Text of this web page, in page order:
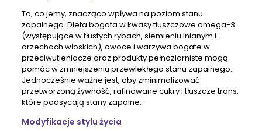
To, co jemy, znacząco wpływa na poziom stanu
zapalnego. Dieta bogata w kwasy tłuszczowe omega-3
(występujące w tłustych rybach, siemieniu lnianym i
orzechach włoskich), owoce i warzywa bogate w
przeciwutleniacze oraz produkty pełnoziarniste mogą
pomóc w zmniejszeniu przewlekłego stanu zapalnego.
Jednocześnie ważne jest, aby zminimalizować
przetworzoną żywność, rafinowane cukry i tłuszcze trans,
które podsycają stany zapalne.
Modyfikacje stylu życia